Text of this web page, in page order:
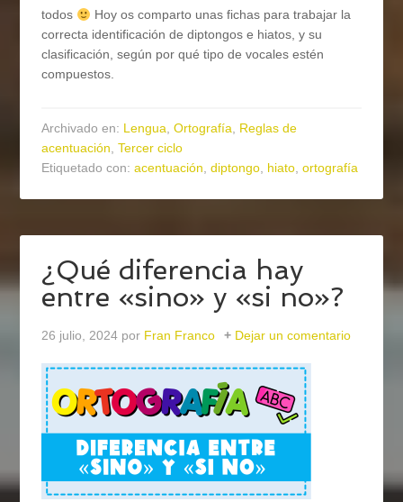
todos
Hoy os comparto unas fichas para trabajar la
correcta identificación de diptongos e hiatos, y su
clasificación, según por qué tipo de vocales estén
compuestos.
Archivado en: Lengua,Ortografía, Reglas de
acentuación,Tercer ciclo
Etiquetado con:acentuación,diptongo, hiato,ortografía
¿Qué diferencia hay
entre «sino» y «si no»?
26 julio, 2024 por Fran Franco Dejar un comentario